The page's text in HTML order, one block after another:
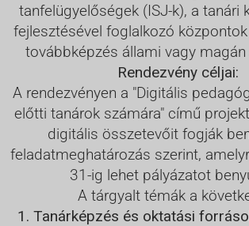
tanfelügyelőségek (ISJ-k), a tanári
fejlesztésével foglalkozó központok
továbbképzés állami vagy
Rendezvény céljai:
A rendezvényen a "Digitális
előtti tanárok számára" című
digitális összetevőit fogják
feladatmeghatározás szerint,
31-ig lehet pályázatot
A tárgyalt témák a
1. Tanárképzés és oktatási